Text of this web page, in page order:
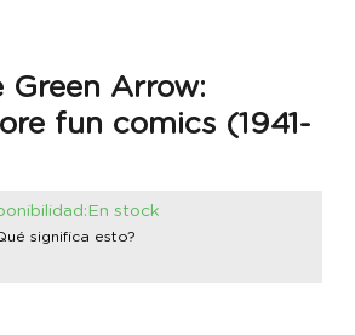
Green Arrow:
fun comics (1941-
stock
significa esto?